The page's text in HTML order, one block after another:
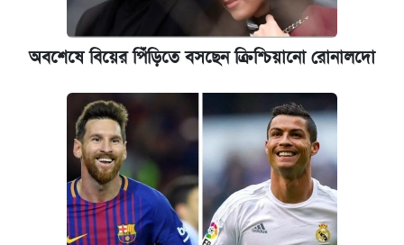
অবশেষে বিয়ের পিঁড়িতে বসছেন ক্রিশ্চিয়ানো রোনালদো